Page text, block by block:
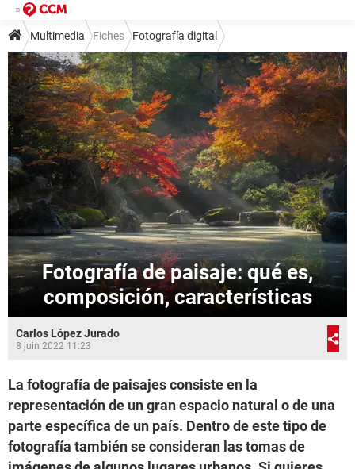
Multimedia Fiches Fotografía digital
Fotografía de paisaje: qué es,
composición, características
Carlos López Jurado
8 juin 2022 11:23
La fotografía de paisajes consiste en la
representación de un gran espacio natural o de una
parte específica de un país. Dentro de este tipo de
fotografía también se consideran las tomas de